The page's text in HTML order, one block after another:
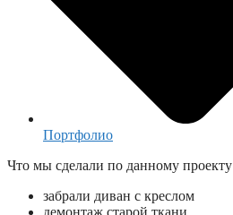
Портфолио
Что мы сделали по данному проекту
забрали диван с креслом